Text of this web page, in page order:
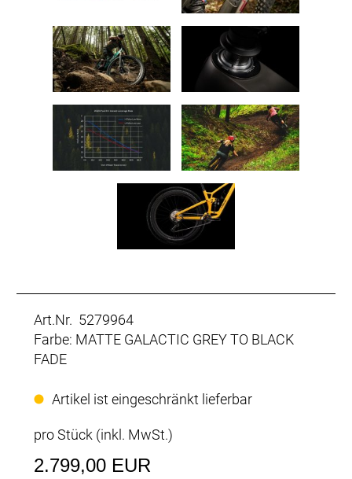
Art.Nr. 5279964
Farbe: MATTE GALACTIC GREY TO BLACK
FADE
Artikel ist eingeschränkt lieferbar
pro Stück (inkl. MwSt.)
2.799,00 EUR